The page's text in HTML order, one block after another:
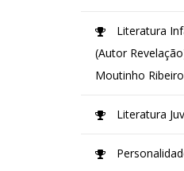
Literatura
(Autor
Moutinho Ribeiro
Literatura